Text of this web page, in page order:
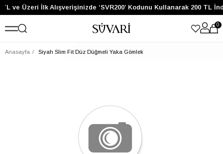
ve Üzeri İlk Alışverişinizde ‘SVR200’ Kodunu Kullanarak 200 TL
0
Anasayfa Siyah Slim Fit Düz Düğmeli Yaka Gömlek